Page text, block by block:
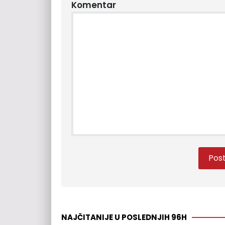
Komentar
NAJČITANIJE U POSLEDNJIH 96H